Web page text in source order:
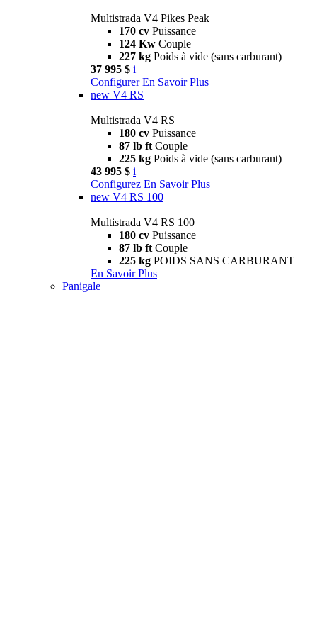
Multistrada V4 Pikes Peak
170 cv Puissance
124 Kw Couple
227 kg Poids à vide (sans carburant)
37 995 $ i
Configurer En Savoir Plus
new V4 RS
Multistrada V4 RS
180 cv Puissance
87 lb ft Couple
225 kg Poids à vide (sans carburant)
43 995 $ i
Configurez En Savoir Plus
new V4 RS 100
Multistrada V4 RS 100
180 cv Puissance
87 lb ft Couple
225 kg POIDS SANS CARBURANT
En Savoir Plus
Panigale